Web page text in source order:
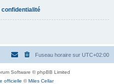
confidentialité
Fuseau horaire sur UTC+02:00
Software © phpBB Limited
officielle ©Miles Cellar